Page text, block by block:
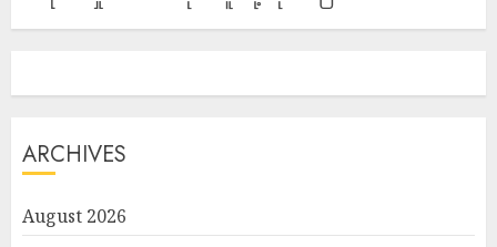
ARCHIVES
August 2026